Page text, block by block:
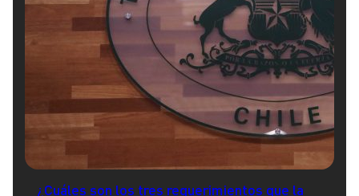
¿Cuáles son los tres requerimientos que la